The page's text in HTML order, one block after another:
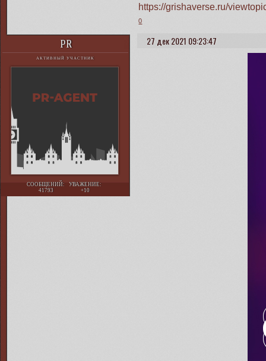
https://grishaverse.ru/
0
27 дек 2021 09:23:47
PR
АКТИВНЫЙ УЧАСТНИК
СООБЩЕНИЙ:
41793
УВАЖЕНИЕ:
+10